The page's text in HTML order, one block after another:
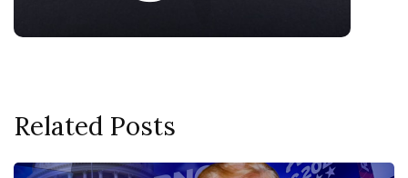
Related Posts